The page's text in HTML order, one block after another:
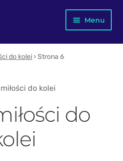
Menu
do kolei› Strona 6
do